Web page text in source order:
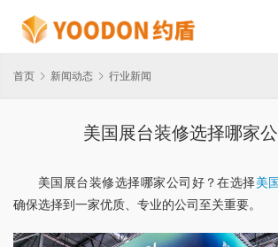
首页 新闻动态 行业新闻
美国展台装修选择哪家
美国展台装修选择哪家公司好？在选择美
确保选择到一家优质、专业的公司至关重要。